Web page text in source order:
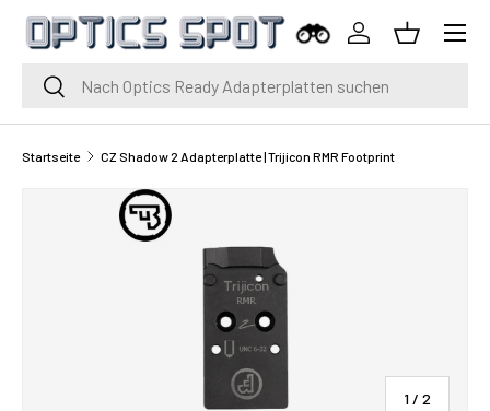
Zum Inhalt springen
SucheSuche
Einloggen
Korb
Menü
Startseite CZ Shadow 2 Adapterplatte | Trijicon RMR Footprint
1/ von
2